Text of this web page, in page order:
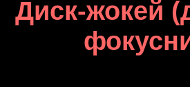
Диск-жокей